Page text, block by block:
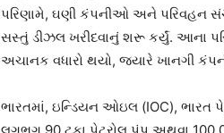
પરિણામે, ઘણી કંપનીઓ અને પરિવહન
સસ્તું ડીઝલ ખરીદવાનું શરૂ કર્યું. આના
અચાનક વધારો થયો, જ્યારે ખાનગી
ભારતમાં, ઇન્ડિયન ઓઇલ (IOC), ભારત